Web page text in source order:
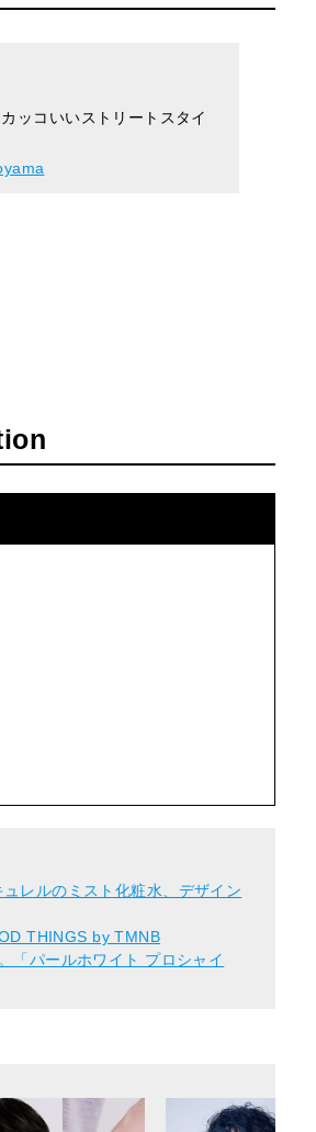
ッコいいストリートスタイ
レルのミスト化粧水、デザイン
THINGS by TMNB
「パールホワイト プロシャイ